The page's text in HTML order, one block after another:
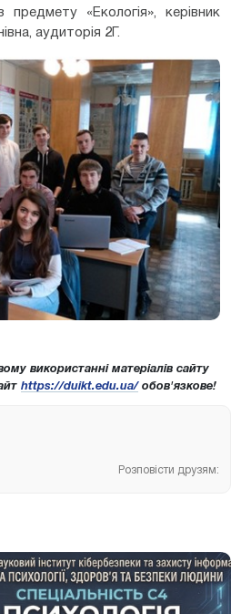
«Екологія», керівник
аудиторія 2Г.
використанні матеріалів сайту
https://duikt.edu.ua/обов'язкове!
Розповісти друзям: